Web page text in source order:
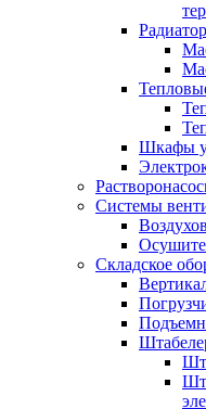
Шкафы
Системы
Складское